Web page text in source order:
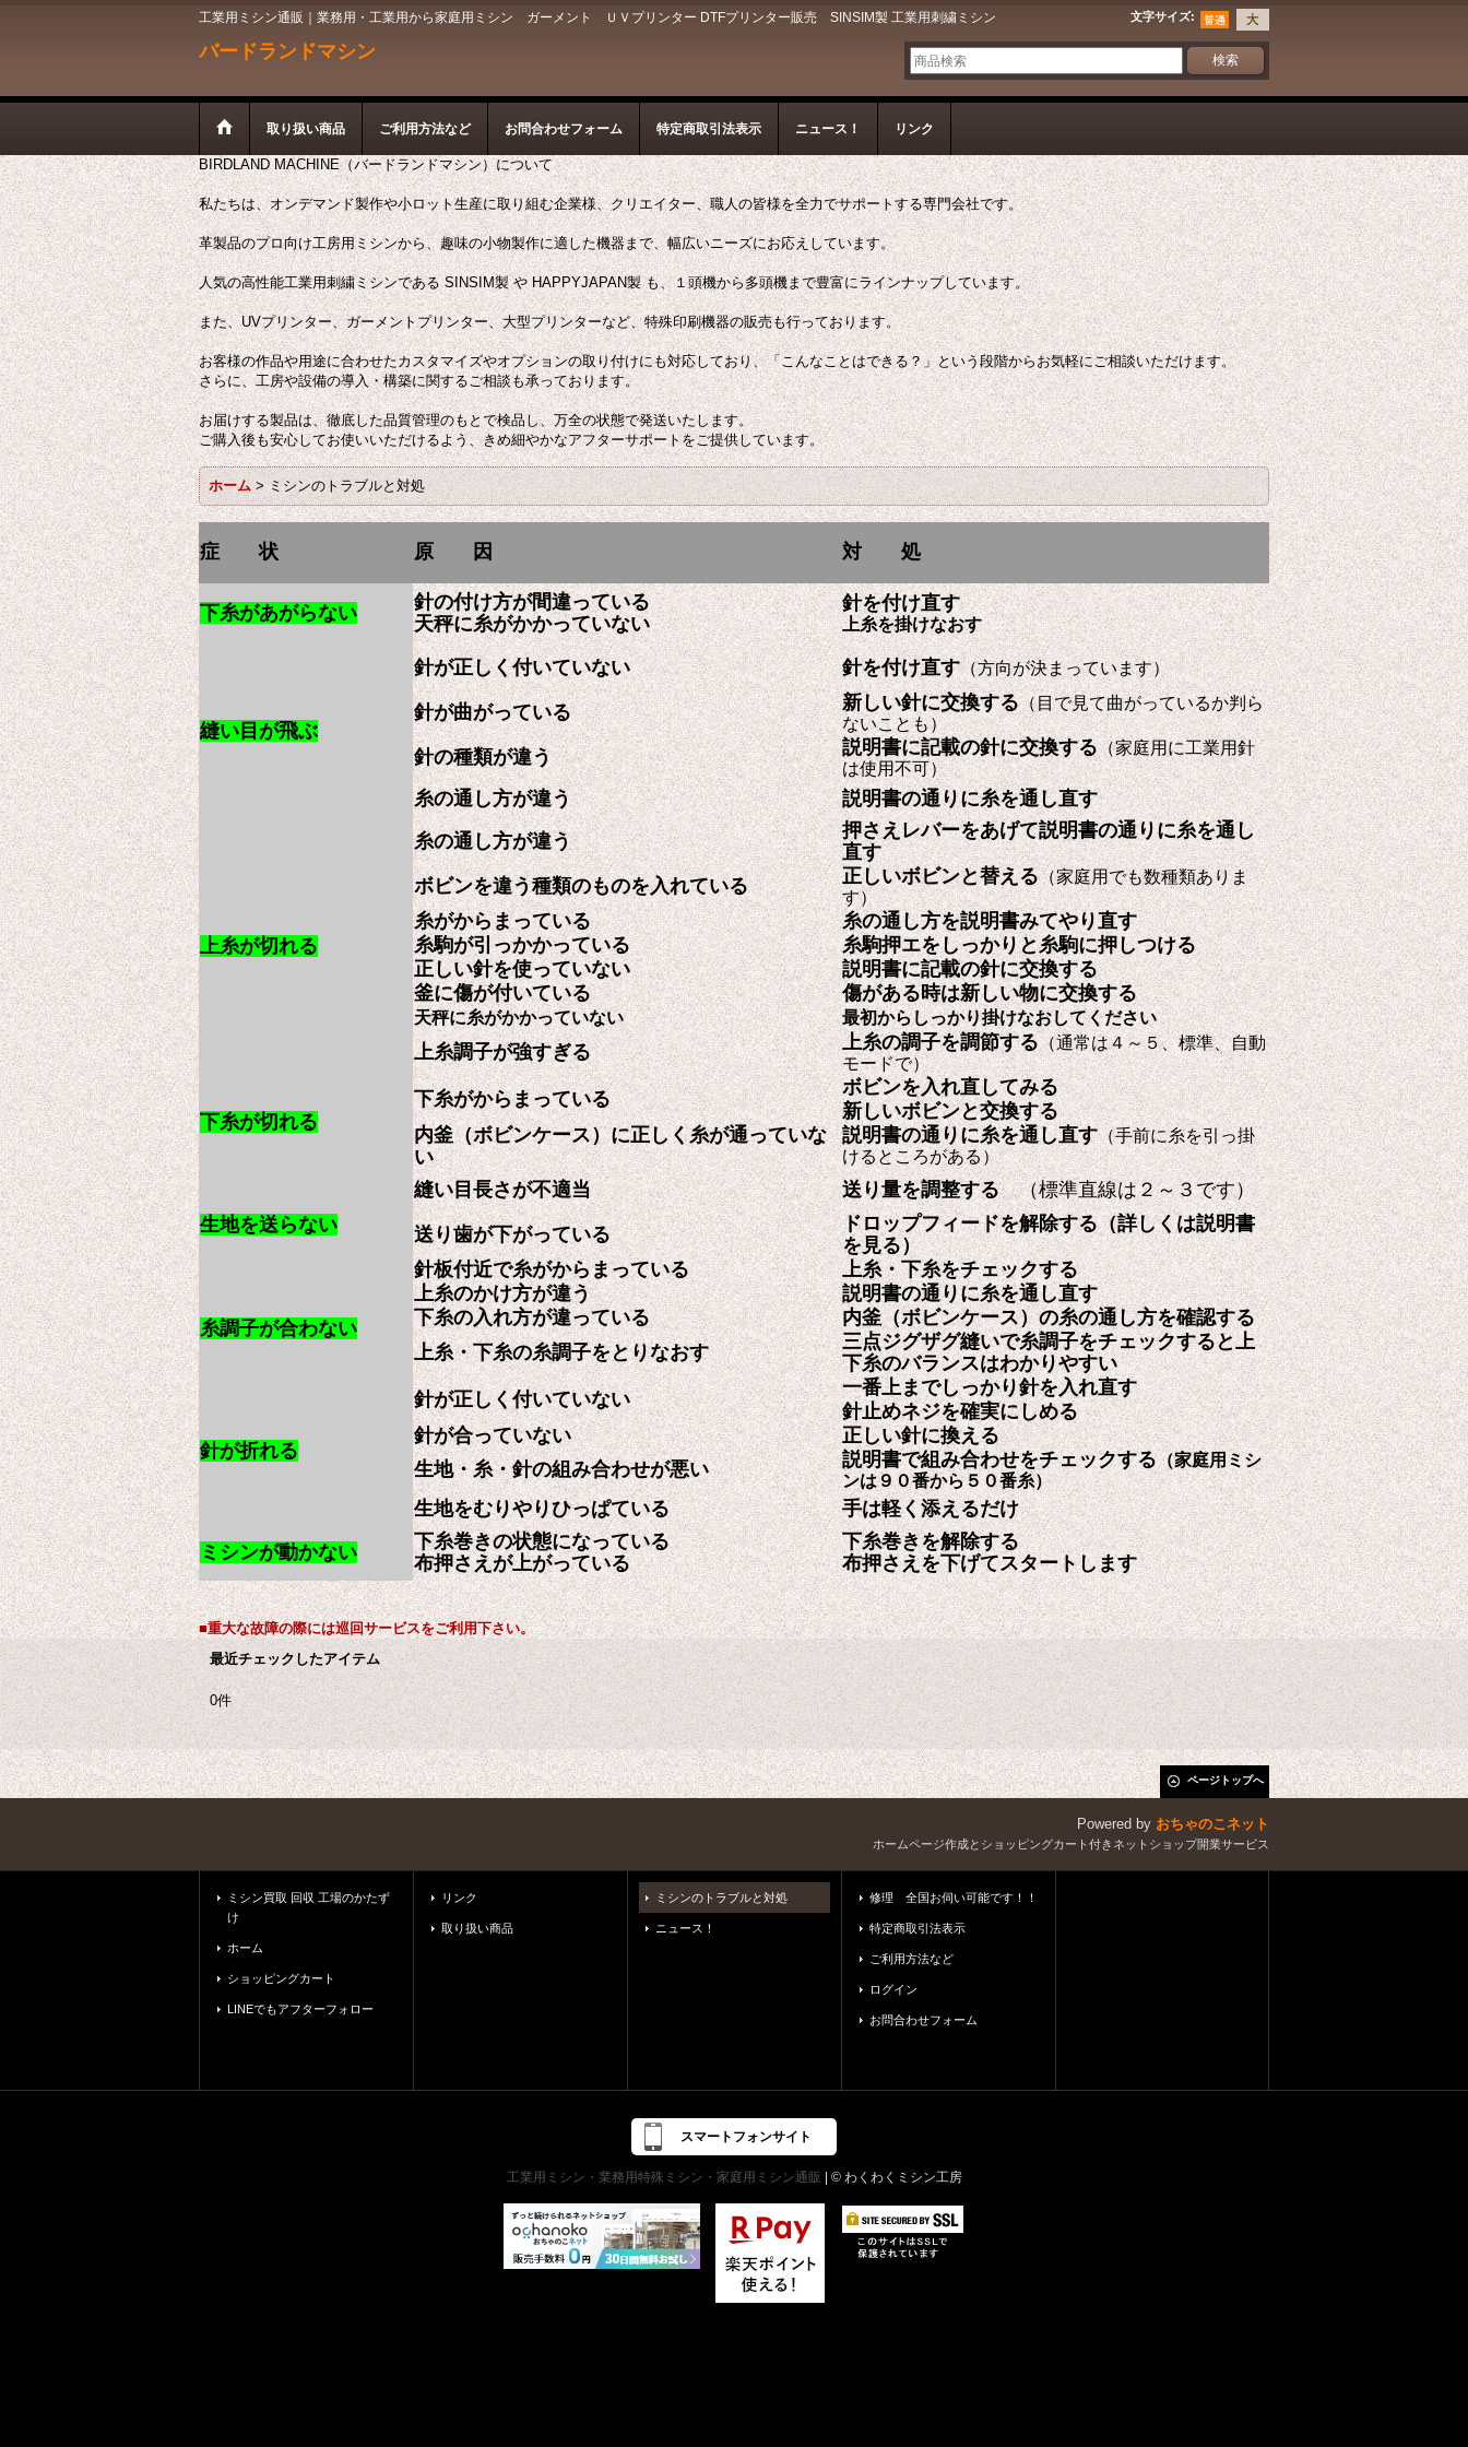
工業用ミシン通販｜業務用・工業用から家庭用ミシン ガーメント ＵＶプリンター DTFプリンター販売 SINSIM製 工業用刺繍ミシン 文字サイズ:
バードランドマシン
取り扱い商品 ご利用方法など お問合わせフォーム 特定商取引法表示 ニュース！ リンク
BIRDLAND MACHINE（バードランドマシン）について
私たちは、オンデマンド製作や小ロット生産に取り組む企業様、クリエイター、職人の皆様を全力でサポートする専門会社です。
革製品のプロ向け工房用ミシンから、趣味の小物製作に適した機器まで、幅広いニーズにお応えしています。
人気の高性能工業用刺繍ミシンである SINSIM製 や HAPPYJAPAN製 も、１頭機から多頭機まで豊富にラインナップしています。
また、UVプリンター、ガーメントプリンター、大型プリンターなど、特殊印刷機器の販売も行っております。
お客様の作品や用途に合わせたカスタマイズやオプションの取り付けにも対応しており、「こんなことはできる？」という段階からお気軽にご相談いただけます。
さらに、工房や設備の導入・構築に関するご相談も承っております。
お届けする製品は、徹底した品質管理のもとで検品し、万全の状態で発送いたします。
ご購入後も安心してお使いいただけるよう、きめ細やかなアフターサポートをご提供しています。
ホーム > ミシンのトラブルと対処
症 状 原 因 対 処
下糸があがらない
針の付け方が間違っている
天秤に糸がかかっていない
針を付け直す
上糸を掛けなおす
縫い目が飛ぶ
針が正しく付いていない 針を付け直す（方向が決まっています）
針が曲がっている 新しい針に交換する（目で見て曲がっているか判ら
ないことも）
針の種類が違う 説明書に記載の針に交換する（家庭用に工業用針
は使用不可）
糸の通し方が違う 説明書の通りに糸を通し直す
上糸が切れる
糸の通し方が違う
押さえレバーをあげて説明書の通りに糸を通し
直す
ボビンを違う種類のものを入れている
正しいボビンと替える（家庭用でも数種類ありま
す）
糸がからまっている
糸の通し方を説明書みてやり直す
糸駒が引っかかっている
糸駒押エをしっかりと糸駒に押しつける
正しい針を使っていない
説明書に記載の針に交換する
釜に傷が付いている
傷がある時は新しい物に交換する
天秤に糸がかかっていない 最初からしっかり掛けなおしてください
上糸調子が強すぎる 上糸の調子を調節する（通常は４～５、標準、自動
モードで）
下糸が切れる
下糸がからまっている
ボビンを入れ直してみる
新しいボビンと交換する
内釜（ボビンケース）に正しく糸が通っていな
い
説明書の通りに糸を通し直す（手前に糸を引っ掛
けるところがある）
生地を送らない
縫い目長さが不適当 送り量を調整する（標準直線は２～３です）
送り歯が下がっている
ドロップフィードを解除する（詳しくは説明書
を見る）
針板付近で糸がからまっている
上糸・下糸をチェックする
糸調子が合わない
上糸のかけ方が違う
説明書の通りに糸を通し直す
下糸の入れ方が違っている
内釜（ボビンケース）の糸の通し方を確認する
上糸・下糸の糸調子をとりなおす
三点ジグザグ縫いで糸調子をチェックすると上
下糸のバランスはわかりやすい
針が折れる
針が正しく付いていない
一番上までしっかり針を入れ直す
針止めネジを確実にしめる
針が合っていない
正しい針に換える
生地・糸・針の組み合わせが悪い
説明書で組み合わせをチェックする（家庭用ミシ
ンは９０番から５０番糸）
生地をむりやりひっぱている
手は軽く添えるだけ
ミシンが動かない
下糸巻きの状態になっている
布押さえが上がっている
下糸巻きを解除する
布押さえを下げてスタートします
■重大な故障の際には巡回サービスをご利用下さい。
最近チェックしたアイテム
0件
ページトップへ
Powered by おちゃのこネット
ホームページ作成とショッピングカート付きネットショップ開業サービス
ミシン買取 回収 工場のかたず
け
ホーム
ショッピングカート
LINEでもアフターフォロー
リンク
取り扱い商品
ミシンのトラブルと対処
ニュース！
修理 全国お伺い可能です！！
特定商取引法表示
ご利用方法など
ログイン
お問合わせフォーム
スマートフォンサイト
工業用ミシン・業務用特殊ミシン・家庭用ミシン通販 | © わくわくミシン工房